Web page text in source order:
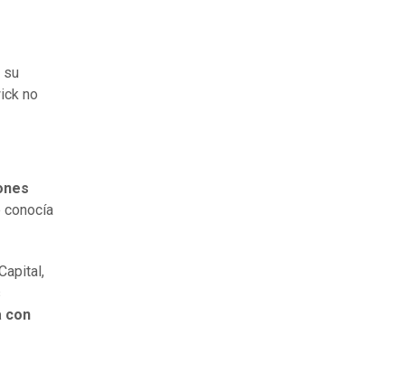
no
conocía
con